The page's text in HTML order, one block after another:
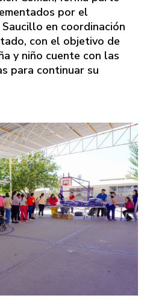
por el
en coordinación
con el objetivo de
y niño cuente con las
para continuar su